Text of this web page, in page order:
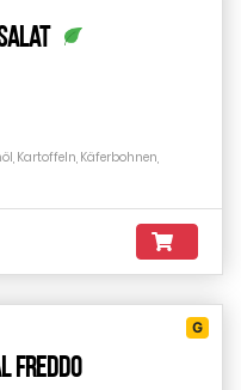
Kartoffeln, Käferbohnen,
Freddo
G